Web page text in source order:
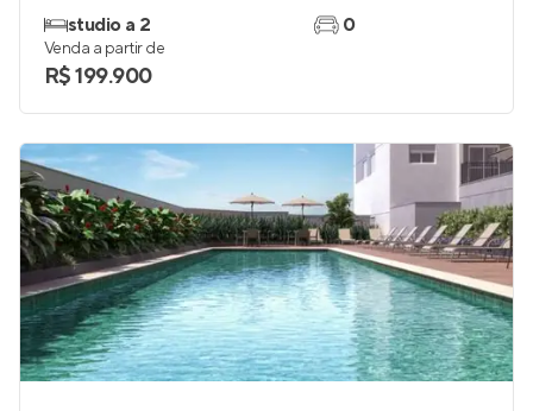
studio a 2
0
Venda a partir de
R$ 199.900